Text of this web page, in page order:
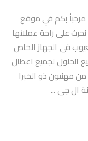
صيانة تكييفات ال جى01007979202 مرحبأ بكم في موقع
على راحة عملائها
فى الجهاز الخاص
الحلول لجميع اعطال
مهنيون ذو الخبرا
ال جى ...